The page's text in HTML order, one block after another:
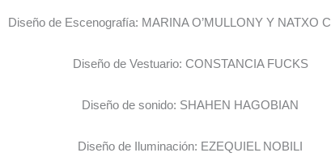
Diseño de Escenografía: MARINA O’MULLONY Y NATXO
Diseño de Vestuario: CONSTANCIA FUCKS
Diseño de sonido: SHAHEN HAGOBIAN
Diseño de Iluminación: EZEQUIEL NOBILI